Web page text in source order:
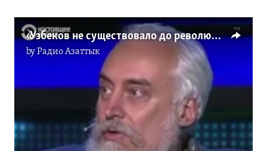
«Узбеков не существовало до революции!» Российский историк с имперскими взглядами – о казахах, узбеках и других народах Центральной Азии
byРадио Азаттык